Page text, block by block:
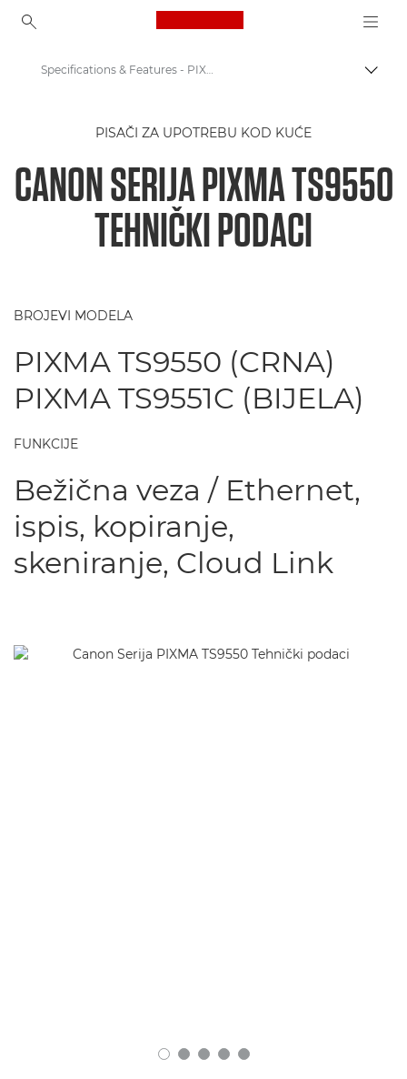
Canon Logo, back to
Pisači tvrtke Canon
PIXMA TS9550 Series - Printers
Specifications & Features - PIXMA TS9550 Series
PISAČI ZA UPOTREBU KOD KUĆE
CANON SERIJA PIXMA TS9550
TEHNIČKI PODACI
BROJEVI MODELA
PIXMA TS9550 (CRNA)
PIXMA TS9551C (BIJELA)
FUNKCIJE
Bežična veza / Ethernet,
ispis, kopiranje,
skeniranje, Cloud Link